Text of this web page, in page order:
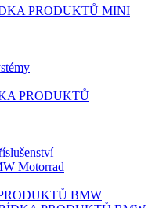
PRODUKTŮ MINI
PRODUKTŮ
Motorrad
BMW